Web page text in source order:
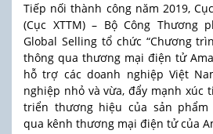
Tiếp nối thành công năm 2019,
(Cục XTTM) – Bộ Công Thương
Global Selling tổ chức “Chương
thông qua thương mại điện tử
hỗ trợ các doanh nghiệp Việt
nghiệp nhỏ và vừa, đẩy mạnh xúc
triển thương hiệu của sản phẩm
qua kênh thương mại điện tử của